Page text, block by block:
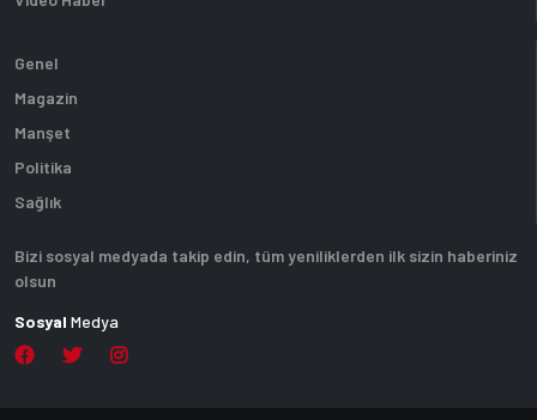
Genel
Magazin
Manşet
Politika
Sağlık
Bizi sosyal medyada takip edin, tüm yeniliklerden ilk sizin haberiniz
olsun
Sosyal Medya